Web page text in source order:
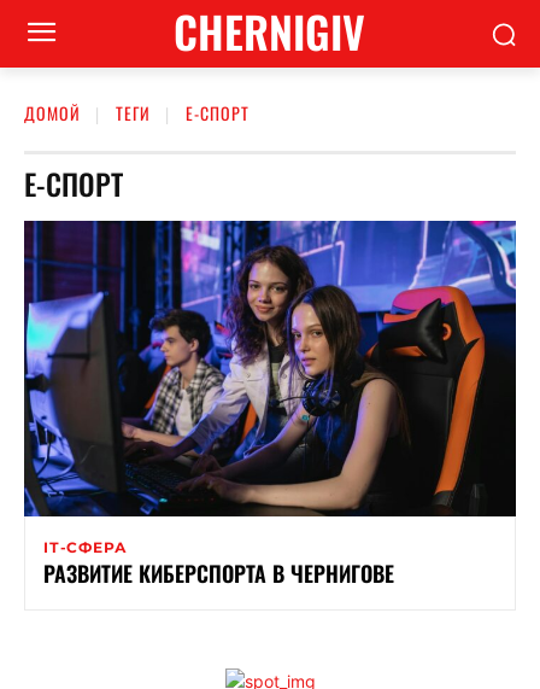
CHERNIGIV
ДОМОЙ ТЕГИ Е-СПОРТ
Е-СПОРТ
ІТ-СФЕРА
РАЗВИТИЕ КИБЕРСПОРТА В ЧЕРНИГОВЕ